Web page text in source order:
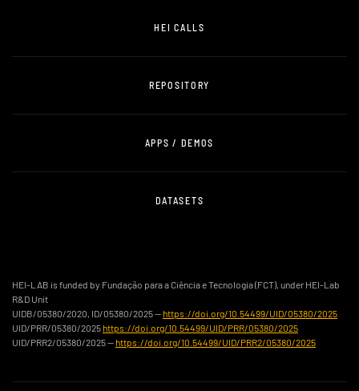
HEI CALLS
REPOSITORY
APPS / DEMOS
DATASETS
HEI-LAB is funded by Fundação para a Ciência e Tecnologia (FCT), under HEI-Lab
R&D Unit
UIDB/05380/2020, ID/05380/2025 — https://doi.org/10.54499/UID/05380/2025
UID/PRR/05380/2025 https://doi.org/10.54499/UID/PRR/05380/2025
UID/PRR2/05380/2025 — https://doi.org/10.54499/UID/PRR2/05380/2025